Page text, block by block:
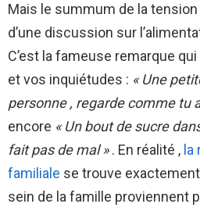
Mais le summum de la
d’une discussion sur
C’est la fameuse remarque
et vos inquiétudes : « Une
personne , regarde comme tu
encore « Un bout de sucre
fait pas de mal ». En réalité ,
familiale se trouve
sein de la famille proviennent